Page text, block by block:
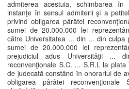
admiterea acestuia, schimbarea
instanţe în sensul admiterii şi a
privind obligarea pârâtei
sumei de 20.000.000 lei
către Universitatea ... din ... din
sumei de 20.000.000 lei
prejudiciul adus Universităţii ...
reconvenţionale S.C. ... S.R.L la
de judecată constând în onorariul de
obligarea pârâtei